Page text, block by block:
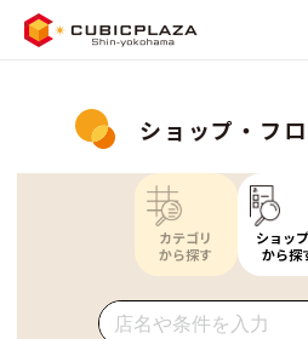
ショップ・フ
カテゴリ
から探す
ショッ
から探